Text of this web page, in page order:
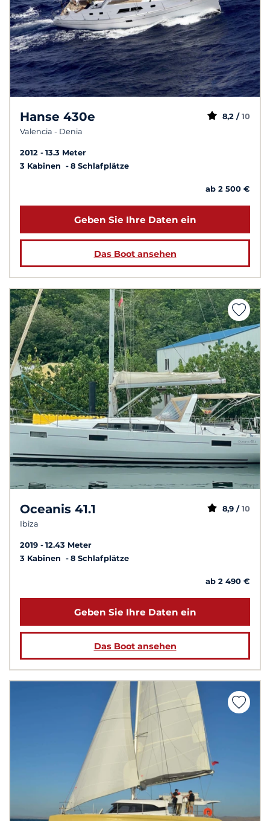
Hanse 430e
Valencia - Denia
8,2 / 10
2012
13.3 Meter
3 Kabinen
8 Schlafplätze
ab 2 500 €
Geben Sie Ihre Daten ein
Das Boot ansehen
Oceanis 41.1
Ibiza
8,9 / 10
2019
12.43 Meter
3 Kabinen
8 Schlafplätze
ab 2 490 €
Geben Sie Ihre Daten ein
Das Boot ansehen